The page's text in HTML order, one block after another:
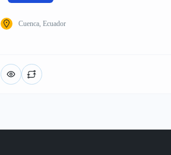
Cuenca, Ecuador